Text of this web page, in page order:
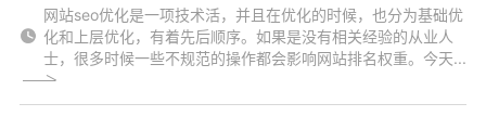
网站seo优化是一项技术活，并且在优化的时候，也分为基础优
化和上层优化，有着先后顺序。如果是没有相关经验的从业人
士，很多时候一些不规范的操作都会影响网站排名权重。今天...